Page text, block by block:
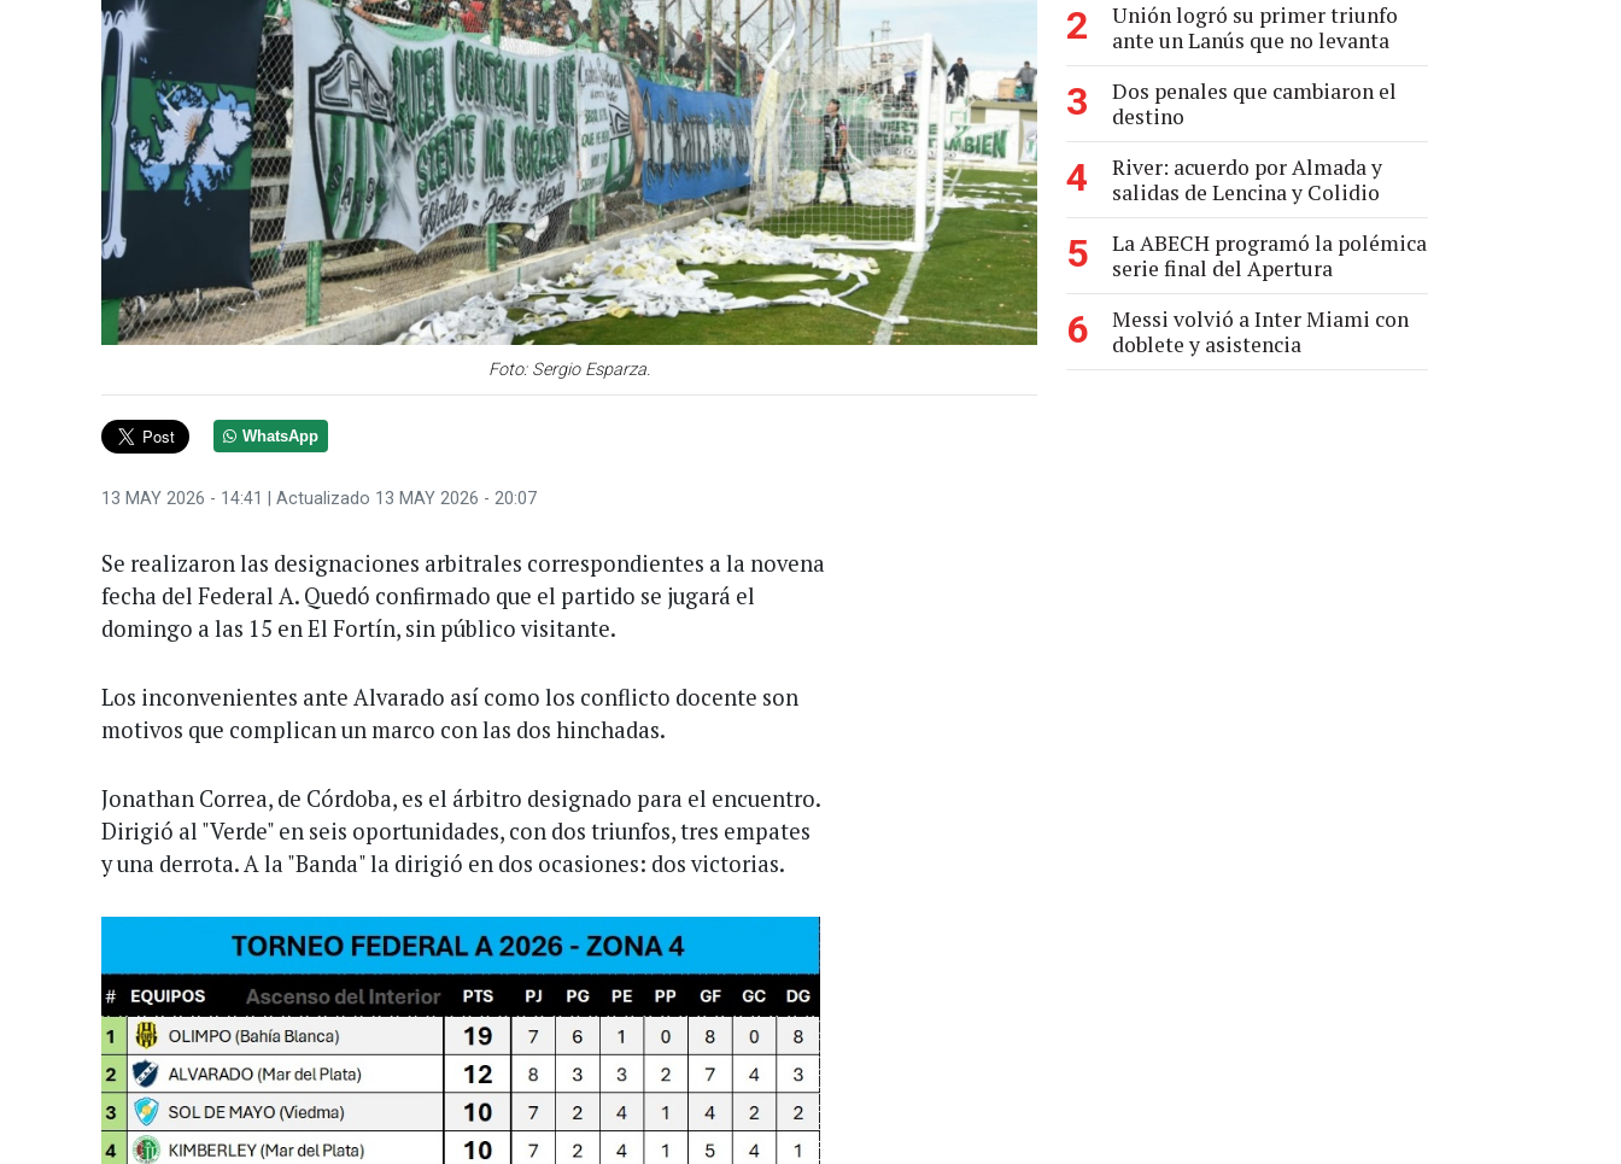
Foto: Sergio Esparza.
Anterior Siguiente
WhatsApp
13 MAY 2026 - 14:41 | Actualizado 13 MAY 2026 - 20:07
Se realizaron las designaciones arbitrales correspondientes a la novena
fecha del Federal A. Quedó confirmado que el partido se jugará el
domingo a las 15 en El Fortín, sin público visitante.
Los inconvenientes ante Alvarado así como los conflicto docente son
motivos que complican un marco con las dos hinchadas.
Jonathan Correa, de Córdoba, es el árbitro designado para el encuentro.
Dirigió al "Verde" en seis oportunidades, con dos triunfos, tres empates
y una derrota. A la "Banda" la dirigió en dos ocasiones: dos victorias.
2
Unión logró su primer triunfo
ante un Lanús que no levanta
3
Dos penales que cambiaron el
destino
4
River: acuerdo por Almada y
salidas de Lencina y Colidio
5
La ABECH programó la polémica
serie final del Apertura
6
Messi volvió a Inter Miami con
doblete y asistencia